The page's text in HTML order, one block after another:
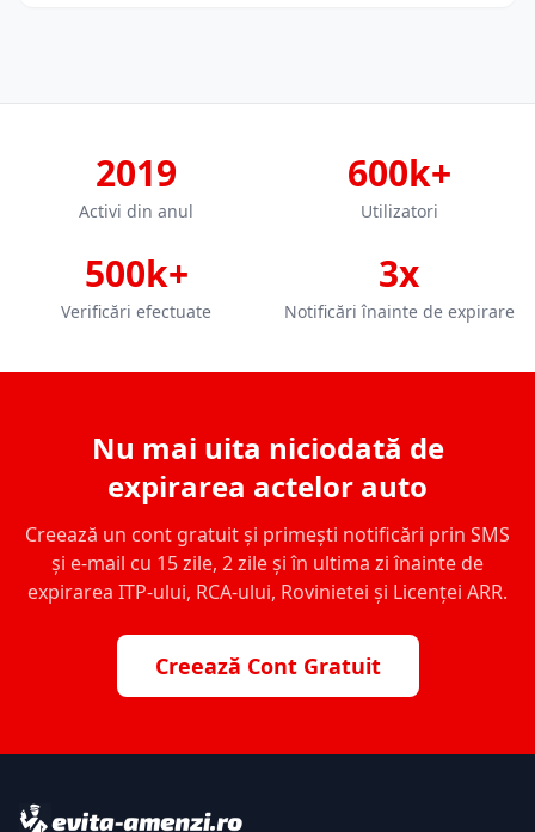
2019
Activi din anul
600k+
Utilizatori
500k+
Verificări efectuate
3x
Notificări înainte de expirare
Nu mai uita niciodată de
expirarea actelor auto
Creează un cont gratuit și primești notificări prin SMS
și e-mail cu 15 zile, 2 zile și în ultima zi înainte de
expirarea ITP-ului, RCA-ului, Rovinietei și Licenței ARR.
Creează Cont Gratuit